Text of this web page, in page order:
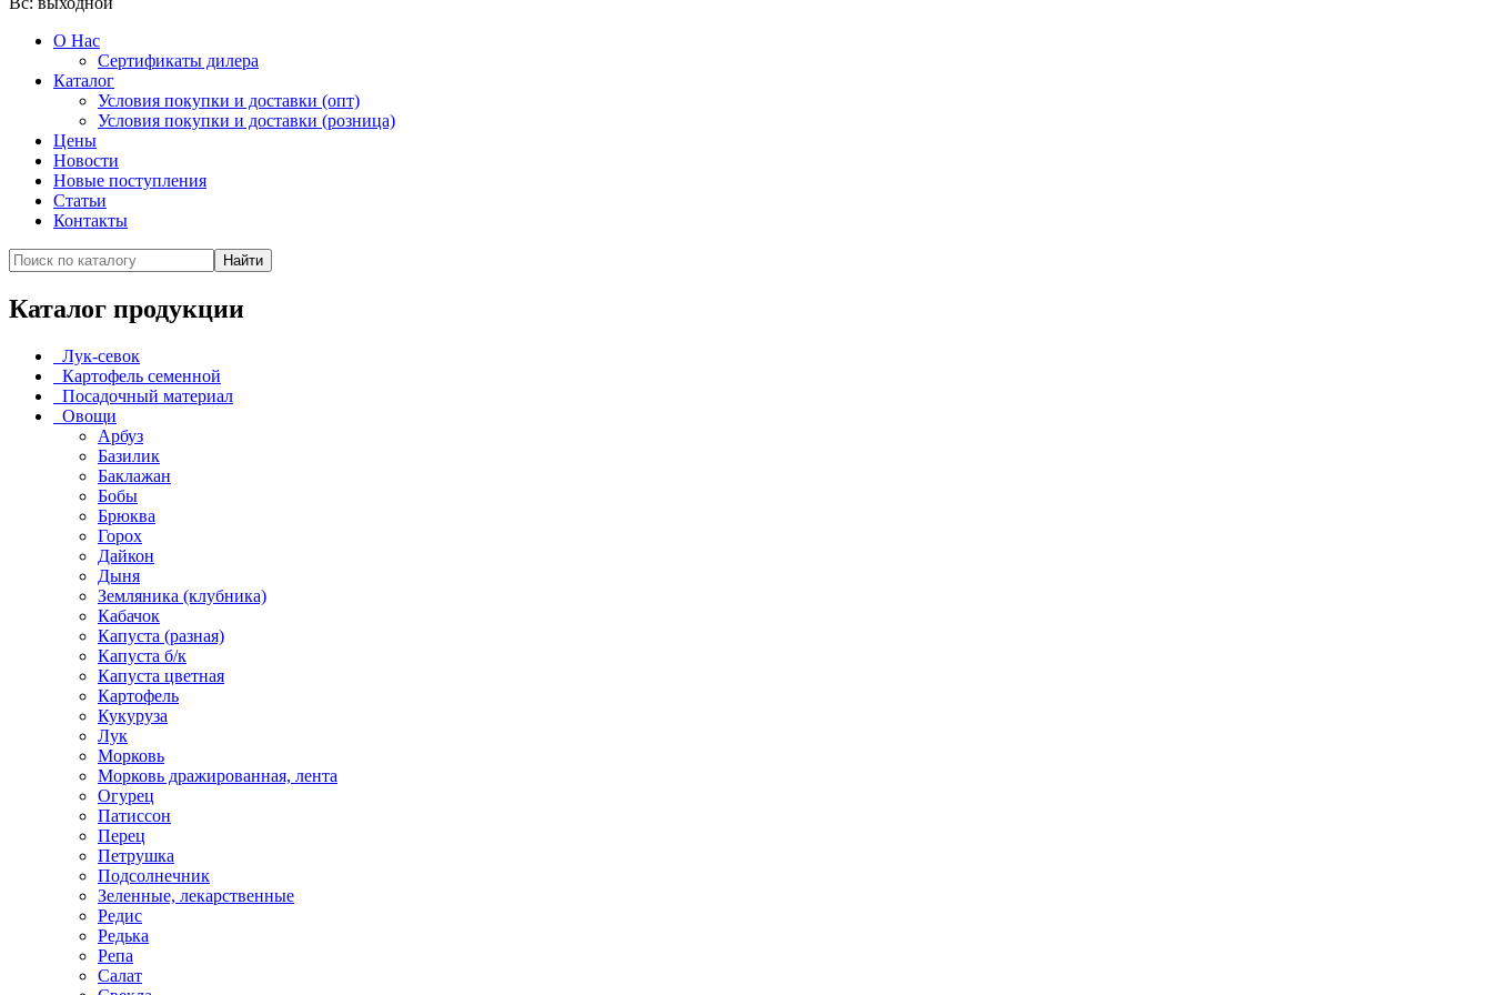
О Нас
Сертификаты дилера
Каталог
Условия покупки и доставки (опт)
Условия покупки и доставки (розница)
Цены
Новости
Новые поступления
Статьи
Контакты
Каталог продукции
Лук-севок
Картофель семенной
Посадочный материал
Овощи
Арбуз
Базилик
Баклажан
Бобы
Брюква
Горох
Дайкон
Дыня
Земляника (клубника)
Кабачок
Капуста (разная)
Капуста б/к
Капуста цветная
Картофель
Кукуруза
Лук
Морковь
Морковь дражированная, лента
Огурец
Патиссон
Перец
Петрушка
Подсолнечник
Зеленные, лекарственные
Редис
Редька
Репа
Салат